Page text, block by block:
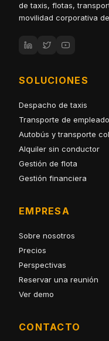
de taxis, flotas,
movilidad corporativa
SOLUCIONES
Despacho de taxis
Transporte de
Autobús y transporte
Alquiler sin conductor
Gestión de flota
Gestión financiera
EMPRESA
Sobre nosotros
Precios
Perspectivas
Reservar una reunión
Ver demo
CONTACTO